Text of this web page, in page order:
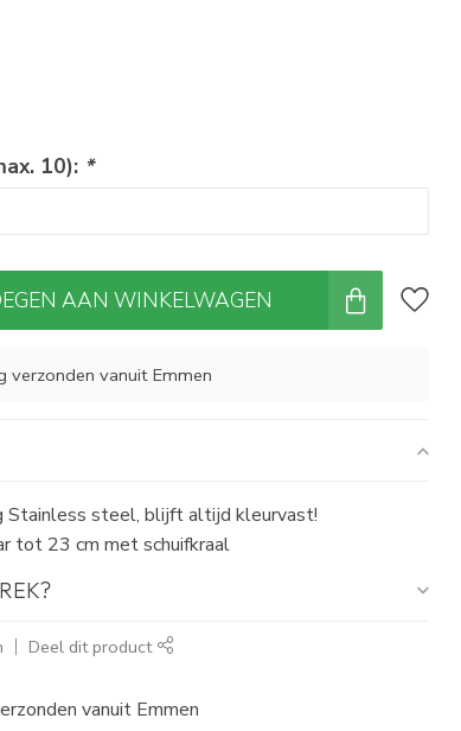
10): *
AAN WINKELWAGEN
verzonden vanuit Emmen
Stainless steel, blijft altijd kleurvast!
tot 23 cm met schuifkraal
Deel dit product
vanuit Emmen